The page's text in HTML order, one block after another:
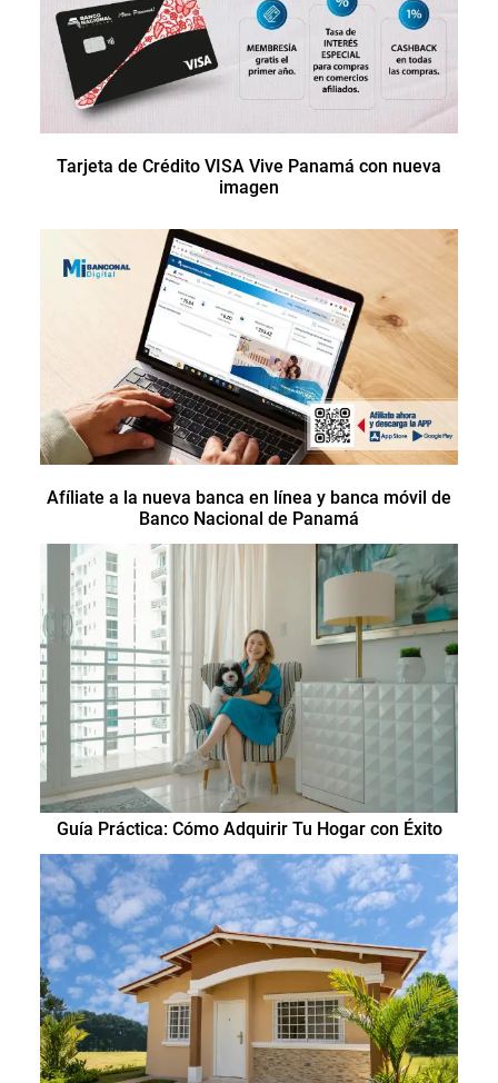
Tarjeta de Crédito VISA Vive Panamá con nueva
imagen
Afíliate a la nueva banca en línea y banca móvil de
Banco Nacional de Panamá
Guía Práctica: Cómo Adquirir Tu Hogar con Éxito